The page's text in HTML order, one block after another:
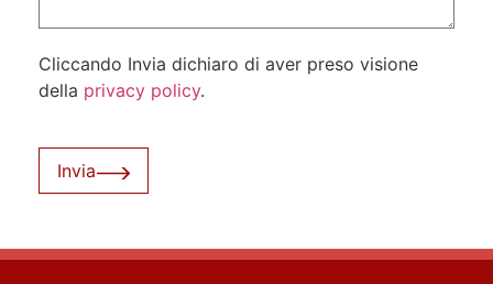
Cliccando Invia dichiaro di aver preso visione
della privacy policy.
Invia